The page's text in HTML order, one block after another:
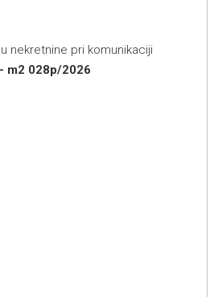
nekretnine pri komunikaciji
m2 028p/2026